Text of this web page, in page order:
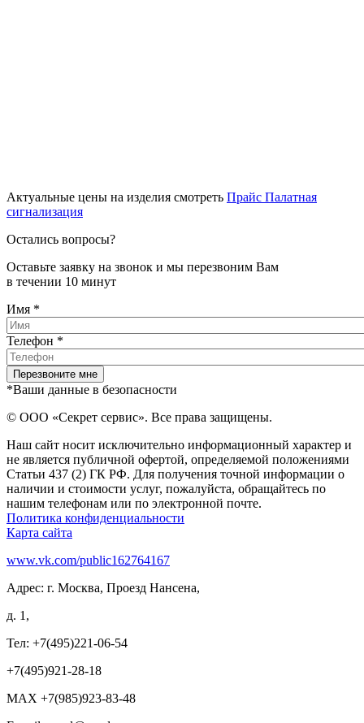
Актуальные цены на изделия смотреть Прайс Палатная
сигнализация
Остались вопросы?
Оставьте заявку на звонок и мы перезвоним Вам
в течении 10 минут
Имя *
Телефон *
*Ваши данные в безопасности
© ООО «Секрет сервис». Все права защищены.
Наш сайт носит исключительно информационный характер и
не является публичной офертой, определяемой положениями
Статьи 437 (2) ГК РФ. Для получения точной информации о
наличии и стоимости услуг, пожалуйста, обращайтесь по
нашим телефонам или по электронной почте.
Политика конфиденциальности
Карта сайта
www.vk.com/public162764167
Адрес: г. Москва, Проезд Нансена,
д. 1,
Тел: +7(495)221-06-54
+7(495)921-28-18
MAX +7(985)923-83-48